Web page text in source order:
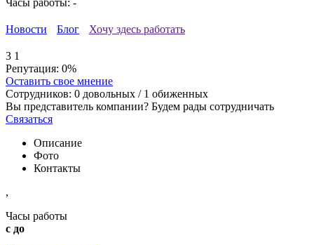
Новости Блог Хочу здесь работать
3 1
Репутация: 0%
Оставить свое мнение
Сотрудников: 0 довольных / 1 обиженных
Вы представитель компании? Будем рады сотрудничать
Связаться
Описание
Фото
Контакты
,
Часы работы
с до